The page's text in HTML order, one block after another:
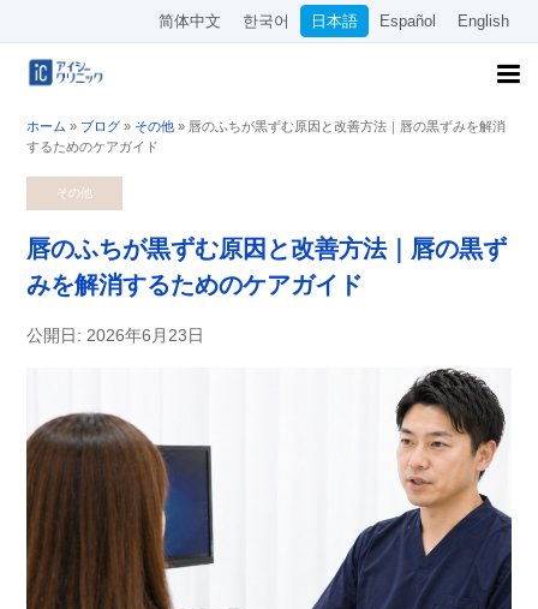
简体中文 한국어 日本語 Español English
ホーム » ブログ » その他 » 唇のふちが黒ずむ原因と改善方法｜唇の黒ずみを解消
するためのケアガイド
その他
唇のふちが黒ずむ原因と改善方法｜唇の黒ず
みを解消するためのケアガイド
公開日: 2026年6月23日